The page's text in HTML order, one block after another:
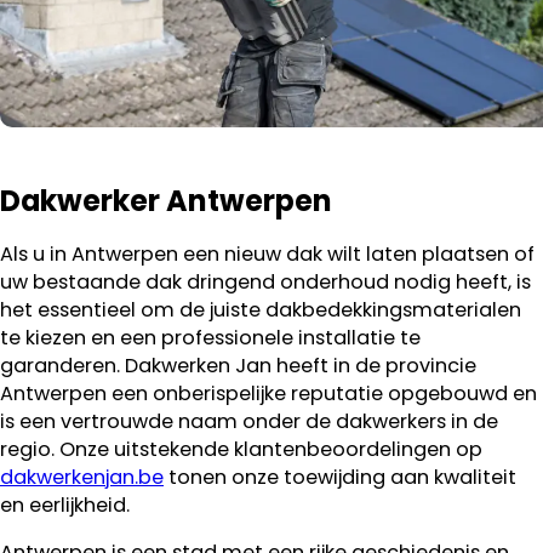
Dakwerker Antwerpen
Als u in Antwerpen een nieuw dak wilt laten plaatsen of
uw bestaande dak dringend onderhoud nodig heeft, is
het essentieel om de juiste dakbedekkingsmaterialen
te kiezen en een professionele installatie te
garanderen. Dakwerken Jan heeft in de provincie
Antwerpen een onberispelijke reputatie opgebouwd en
is een vertrouwde naam onder de dakwerkers in de
regio. Onze uitstekende klantenbeoordelingen op
dakwerkenjan.be tonen onze toewijding aan kwaliteit
en eerlijkheid.